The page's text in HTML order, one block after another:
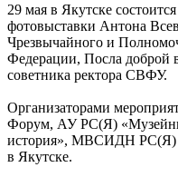
29 мая в Якутске
фотовыставки Антона
Чрезвычайного и
Федерации, Посла доброй
советника ректора СВФУ.
Организаторами
Форум, АУ РС(Я)
история», МВСИДН РС(Я)
в Якутске.